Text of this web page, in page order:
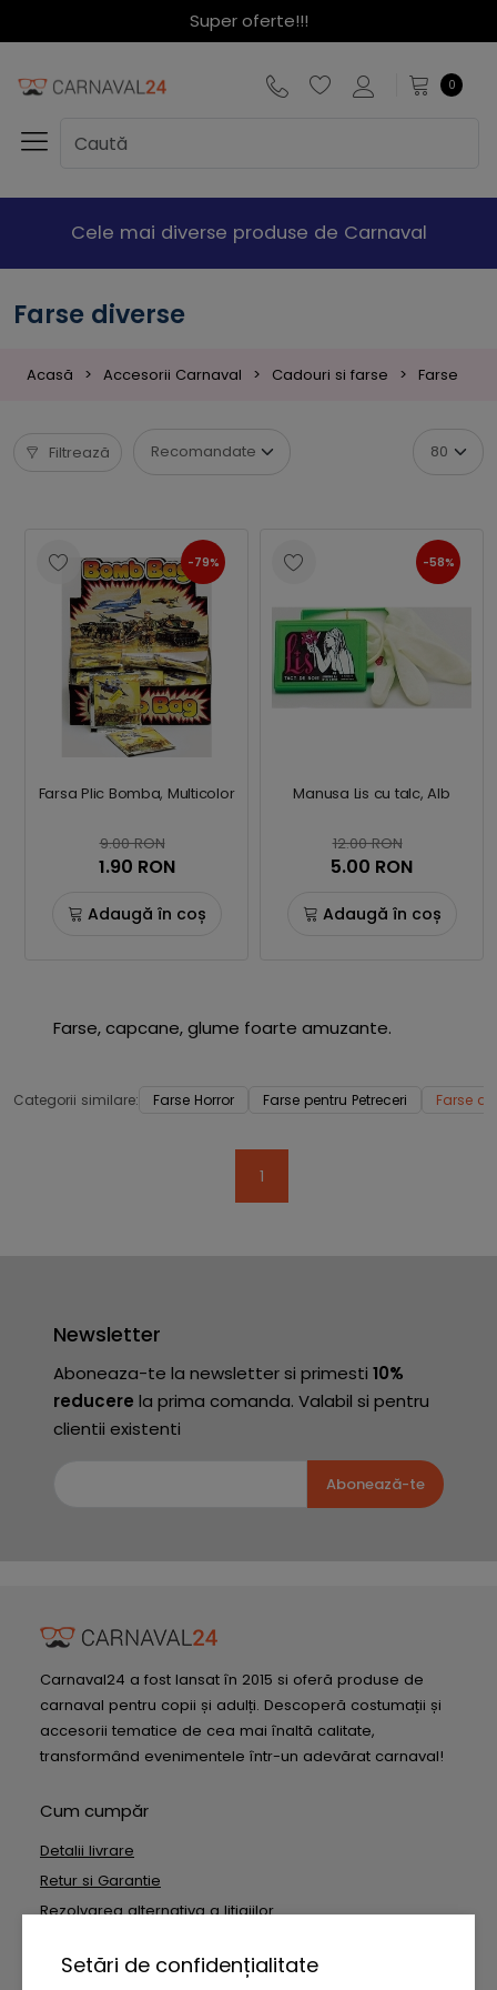
Setări de confidențialitate
Super oferte!!!
0
Cele mai diverse produse de Carnaval
Farse diverse
Acasă Accesorii Carnaval Cadouri si farse Farse
Filtrează
-79%
Farsa Plic Bomba, Multicolor
9.00 RON
1.90 RON
Adaugă în coș
-58%
Manusa Lis cu talc, Alb
12.00 RON
5.00 RON
Adaugă în coș
Farse, capcane, glume foarte amuzante.
Categorii similare: Farse Horror Farse pentru Petreceri Farse
1
Newsletter
Aboneaza-te la newsletter si primesti 10%
reducere la prima comanda. Valabil si pentru
clientii existenti
Abonează-te
Carnaval24 a fost lansat în 2015 si oferă produse de
carnaval pentru copii și adulți. Descoperă costumații și
accesorii tematice de cea mai înaltă calitate,
transformând evenimentele într-un adevărat carnaval!
Cum cumpăr
Detalii livrare
Retur si Garantie
Rezolvarea alternativa a litigiilor